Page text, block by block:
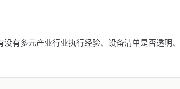
有多元产业行业执行经验、设备清单是否透明